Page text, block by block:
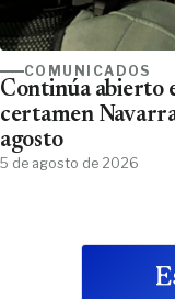
COMUNICADOS
Continúa abierto
certamen
agosto
5 de agosto de 2026